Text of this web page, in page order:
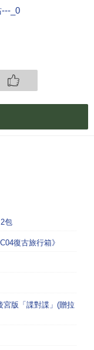
_0
包
復古旅行箱》
宮版「諜對諜」(贈拉